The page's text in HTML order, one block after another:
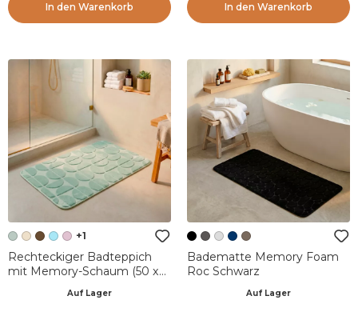
In den Warenkorb In den Warenkorb
+1
Rechteckiger Badteppich
mit Memory-Schaum (50 x
Eukalyptusgrün
Auf Lager
Badematte Memory Foam
Roc Schwarz
Auf Lager